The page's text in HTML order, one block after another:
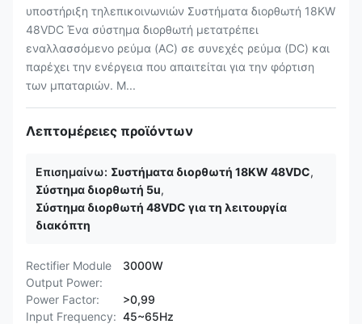
υποστήριξη τηλεπικοινωνιών Συστήματα διορθωτή 18KW
48VDC Ένα σύστημα διορθωτή μετατρέπει
εναλλασσόμενο ρεύμα (AC) σε συνεχές ρεύμα (DC) και
παρέχει την ενέργεια που απαιτείται για την φόρτιση
των μπαταριών. Μ...
Λεπτομέρειες προϊόντων
Επισημαίνω: Συστήματα διορθωτή 18KW 48VDC,
Σύστημα διορθωτή 5u,
Σύστημα διορθωτή 48VDC για τη λειτουργία
διακόπτη
Rectifier Module
Output Power:
3000W
Power Factor:
>0,99
Input Frequency: 45~65Hz